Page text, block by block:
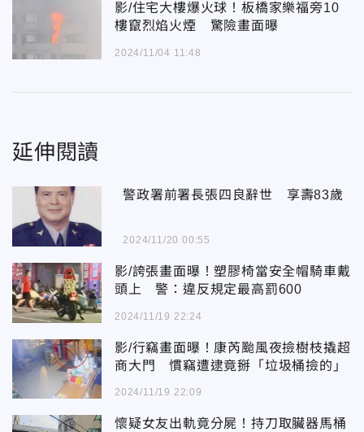
影/住宅大樓爆火球！板橋家樂福旁10
樓竄烈焰火煙 驚險畫面曝
2024/11/04 11:48
延伸閱讀
警政署前署長張四良辭世 享壽83歲
2024/11/20 00:55
影/誇張畫面曝！塑膠椅當安全帽騎車戴
頭上 警：違反規定最高罰600
2024/11/19 22:24
影/行竊畫面曝！康芮颱風夜撿樹枝撬超
商大門 慣竊遭逮竟掰「垃圾桶撿的」
2024/11/19 22:09
懷疑女友出軌竟分屍！持刀取臟器馬桶